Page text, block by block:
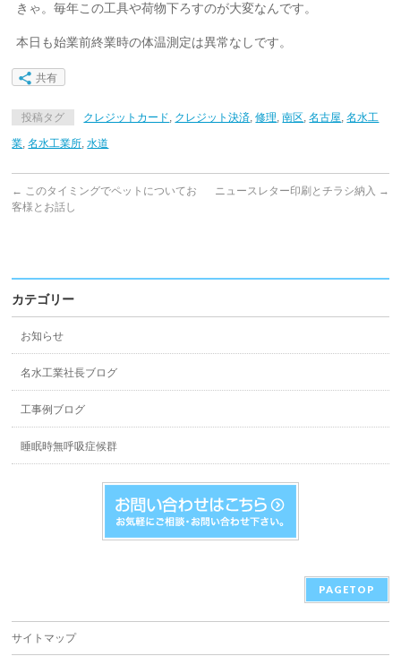
きゃ。毎年この工具や荷物下ろすのが大変なんです。
本日も始業前終業時の体温測定は異常なしです。
共有
投稿タグ クレジットカード, クレジット決済,修理,南区,名古屋,名水工
業,名水工業所,水道
← このタイミングでペットについてお
客様とお話し
ニュースレター印刷とチラシ納入 →
カテゴリー
お知らせ
名水工業社長ブログ
工事例ブログ
睡眠時無呼吸症候群
PAGETOP
サイトマップ